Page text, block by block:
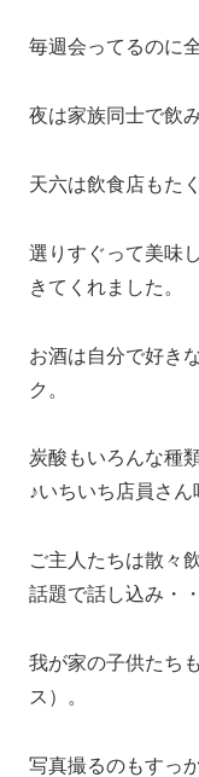
毎週会ってるのに
夜は家族同士で飲
天六は飲食店もた
選りすぐって美味
きてくれました。
お酒は自分で好き
ク。
炭酸もいろんな種
♪いちいち店員さん
ご主人たちは散々
話題で話し込み・
我が家の子供たち
ス）。
写真撮るのもすっ